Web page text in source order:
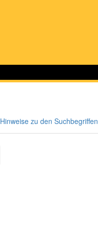
Hinweise zu den Suchbegriffen